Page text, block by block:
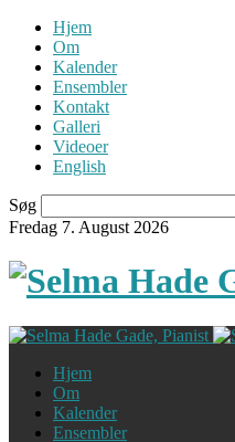
Hjem
Om
Kalender
Ensembler
Kontakt
Galleri
Videoer
English
Søg
Fredag 7. August 2026
Hjem
Om
Kalender
Ensembler